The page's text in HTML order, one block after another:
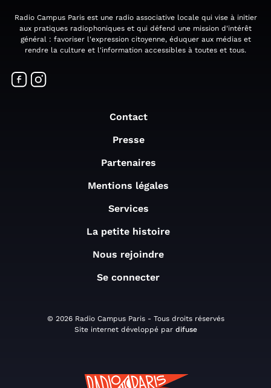
Radio Campus Paris est une radio associative locale qui vise à initier
aux pratiques radiophoniques et qui défend une mission d'intérêt
général : favoriser l'expression citoyenne, éduquer aux médias et
rendre la culture et l'information accessibles à toutes et tous.
Contact
Presse
Partenaires
Mentions légales
Services
La petite histoire
Nous rejoindre
Se connecter
© 2026 Radio Campus Paris - Tous droits réservés
Site internet développé par difuse